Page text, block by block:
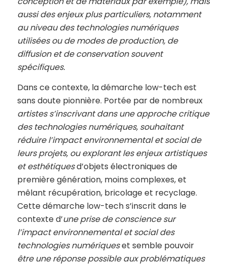
aussi des enjeux plus particuliers, notamment
au niveau des technologies numériques
utilisées ou de modes de production, de
diffusion et de conservation souvent
spécifiques.
Dans ce contexte, la démarche low-tech est
sans doute pionnière. Portée par de nombreux
artistes s’inscrivant dans une approche critique
des technologies numériques, souhaitant
réduire l’impact environnemental et social de
leurs projets, ou explorant les enjeux artistiques
et esthétiquesd’objets électroniques de
première génération, moins complexes, et
mêlant récupération, bricolage et recyclage.
Cette démarche low-tech s’inscrit dans le
contexte d’une prise de conscience sur
l’impact environnemental et social des
technologies numériqueset semble pouvoir
être une réponse possible aux problématiques